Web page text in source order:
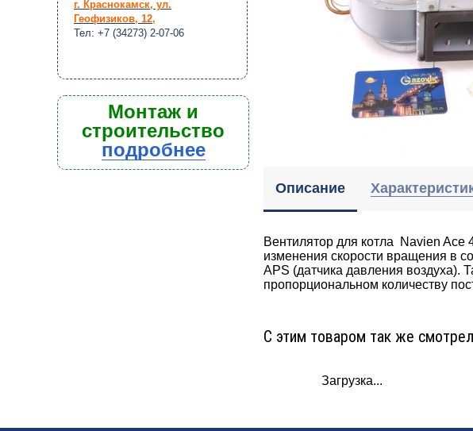
Описание
Вентилятор для котла Navien Ace
изменения скорости вращения в
APS (датчика давления воздуха).
пропорциональном количеству
С этим товаром так же
Загрузка...
г. Краснокамск, ул.
Геофизиков, 12,
Тел: +7 (34273) 2-07-06
Монтаж и
строительство
подробнее